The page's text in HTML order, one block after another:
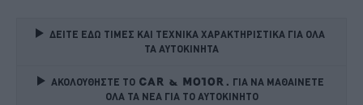
ΔΕΙΤΕ ΕΔΩ ΤΙΜΕΣ ΚΑΙ ΤΕΧΝΙΚΑ ΧΑΡΑΚΤΗΡΙΣΤΙΚΑ ΓΙΑ ΟΛΑ
ΤΑ ΑΥΤΟΚΙΝΗΤΑ
ΑΚΟΛΟΥΘΗΣΤΕ ΤΟ
ΓΙΑ ΝΑ ΜΑΘΑΙΝΕΤΕ
ΟΛΑ ΤΑ ΝΕΑ ΓΙΑ ΤΟ ΑΥΤΟΚΙΝΗΤΟ